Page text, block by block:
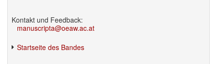
Kontakt und Feedback:
manuscripta@oeaw.ac.at
Startseite des Bandes